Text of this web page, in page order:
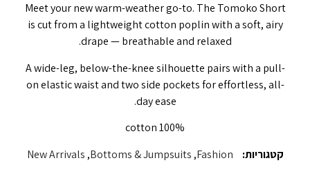
Meet your new warm-weather go-to. The Tomoko Short
is cut from a lightweight cotton poplin with a soft, airy
drape — breathable and relaxed.
A wide-leg, below-the-knee silhouette pairs with a pull-
on elastic waist and two side pockets for effortless, all-
day ease.
100% cotton
קטגוריות:
Fashion
,
Bottoms & Jumpsuits
,
New Arrivals